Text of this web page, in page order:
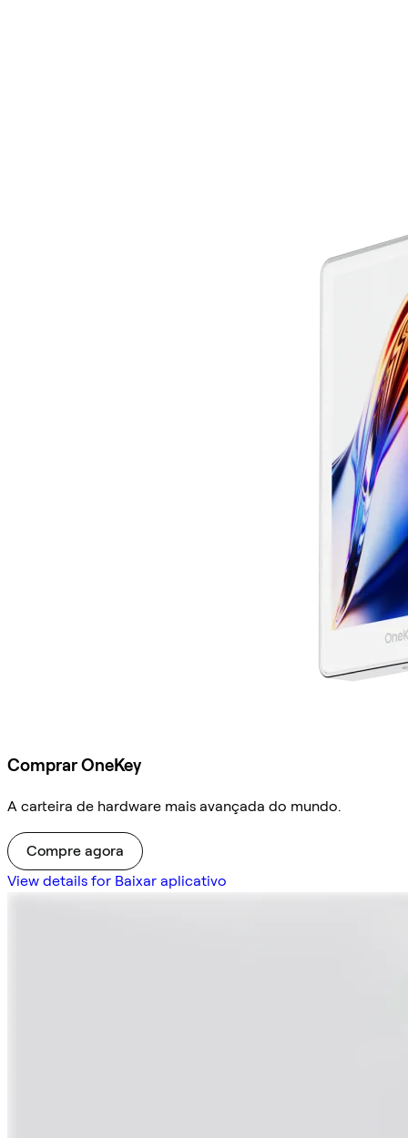
Comprar OneKey
A carteira de hardware mais avançada do mundo.
Compre agora
View details for Baixar aplicativo